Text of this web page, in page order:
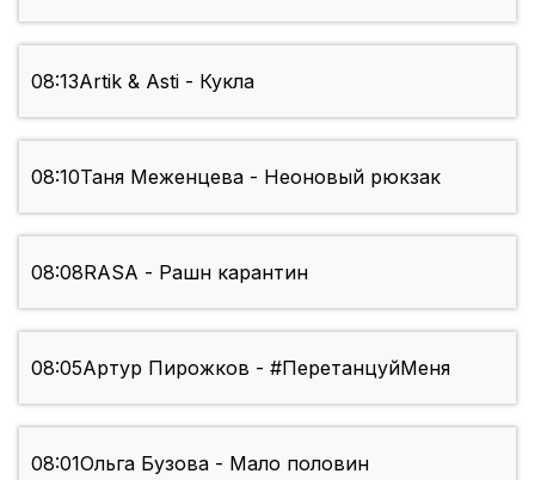
08:13Artik & Asti - Кукла
08:10Таня Меженцева - Неоновый рюкзак
08:08RASA - Рашн карантин
08:05Артур Пирожков - #ПеретанцуйМеня
08:01Ольга Бузова - Мало половин